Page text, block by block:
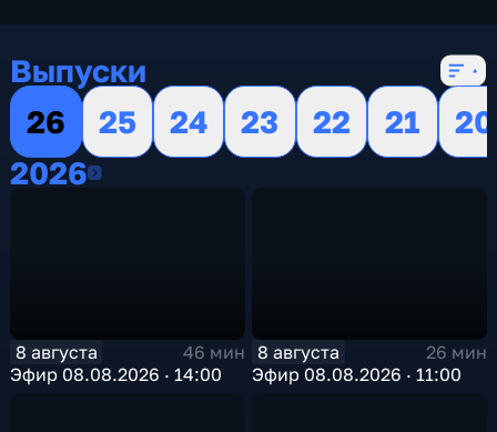
Выпуски
26
25 24 23 22 21
20
20262026
8 августа
46 мин
Эфир 08.08.2026 · 14:00
8 августа
26 мин
Эфир 08.08.2026 · 11:00